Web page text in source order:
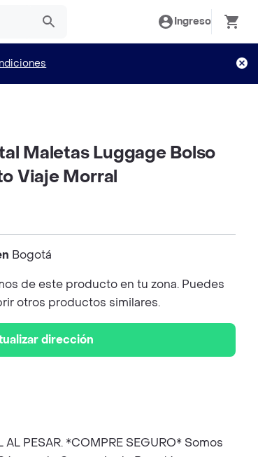
Ingreso
Maletas Luggage Bolso
Viaje Morral
Bogotá
de este producto en tu zona. Puedes
otros productos similares.
dirección
PESAR. *COMPRE SEGURO* Somos